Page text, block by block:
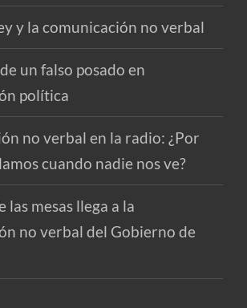
y la comunicación no verbal
un falso posado en
política
no verbal en la radio: ¿Por
cuando nadie nos ve?
las mesas llega a la
no verbal del Gobierno de